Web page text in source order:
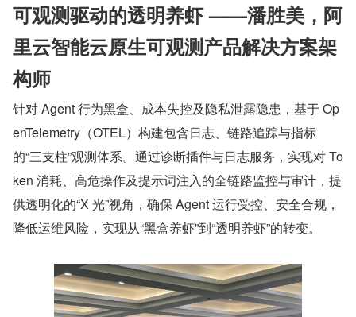
可观测驱动的透明养虾 ——潘胜美，阿
里云智能云原生可观测产品解决方案架
构师
针对 Agent 行为黑盒、成本失控及隐私泄露隐患，基于 Op
enTelemetry（OTEL）构建包含日志、链路追踪与指标
的“三支柱”观测体系。通过诊断插件与日志服务，实现对 To
ken 消耗、高危操作及提示词注入的全链路监控与审计，提
供透明化的“X 光”视角，确保 Agent 运行受控、安全合规，
降低运维风险，实现从“黑盒养虾”到“透明养虾”的转变。